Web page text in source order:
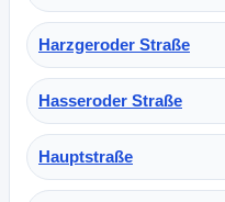
Harzgeroder Straße
Hasseroder Straße
Hauptstraße